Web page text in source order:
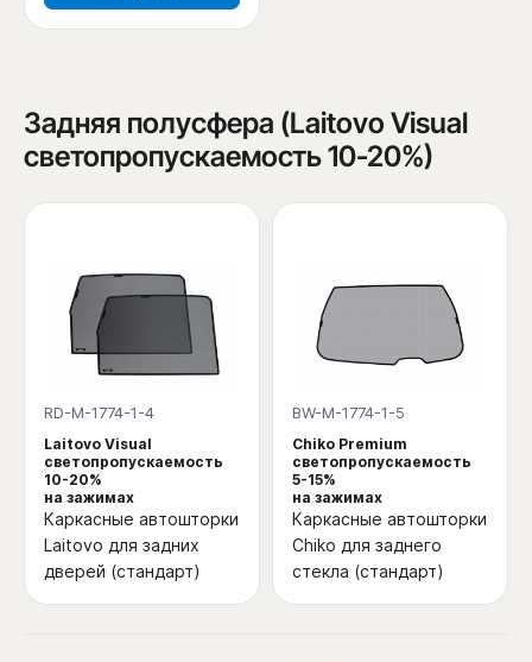
Задняя полусфера (Laitovo Visual
светопропускаемость 10-20%)
RD-M-1774-1-4
Laitovo Visual
светопропускаемость
10-20%
на зажимах
Каркасные автошторки
Laitovo для задних
дверей (стандарт)
BW-M-1774-1-5
Chiko Premium
светопропускаемость
5-15%
на зажимах
Каркасные автошторки
Chiko для заднего
стекла (стандарт)